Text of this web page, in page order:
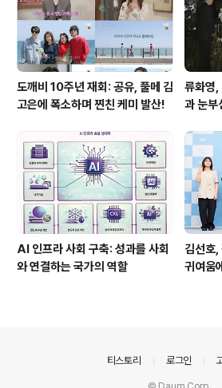
도깨비 10주년 재회: 공유, 풀메 김
고은에 폭소하며 찐친 케미 발산!
류화영,
과 눈부
AI 인프라 사회 구축: 성과를 사회
와 연결하는 국가의 역할
김선호
귀여움
티스토리 로그인